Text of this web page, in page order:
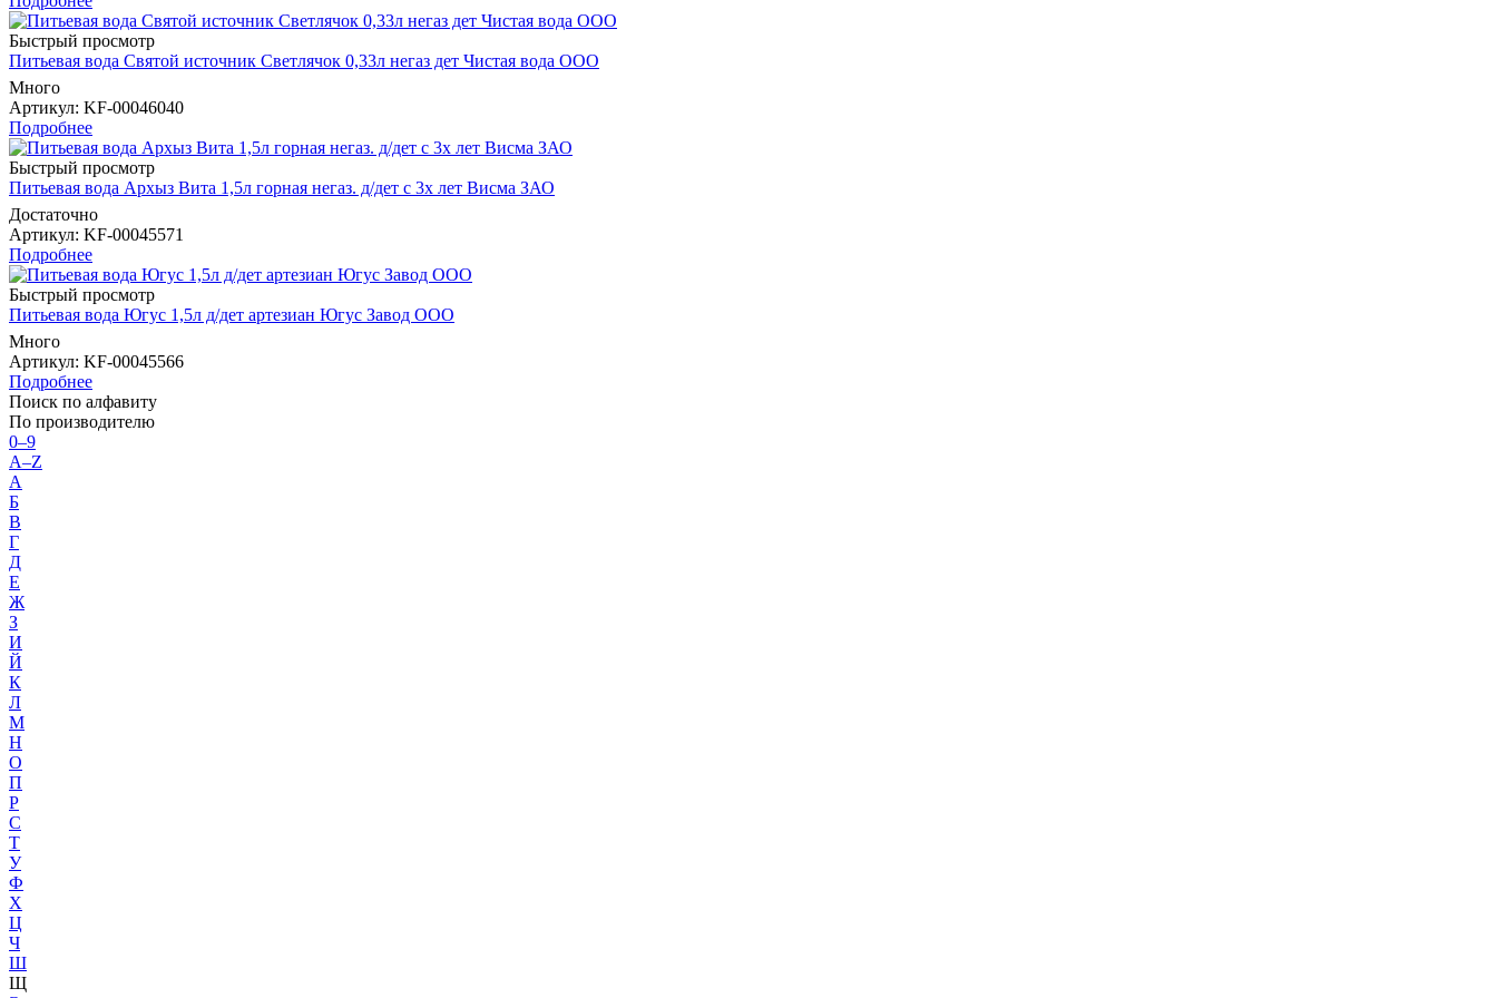
Быстрый просмотр
Питьевая вода Святой источник Светлячок 0,33л негаз дет Чистая вода ООО
Много
Артикул: KF-00046040
Подробнее
Быстрый просмотр
Питьевая вода Архыз Вита 1,5л горная негаз. д/дет с 3х лет Висма ЗАО
Достаточно
Артикул: KF-00045571
Подробнее
Быстрый просмотр
Питьевая вода Югус 1,5л д/дет артезиан Югус Завод ООО
Много
Артикул: KF-00045566
Подробнее
Поиск по алфавиту
По производителю
0–9
A–Z
А
Б
В
Г
Д
Е
Ж
З
И
Й
К
Л
М
Н
О
П
Р
С
Т
У
Ф
Х
Ц
Ч
Ш
Щ